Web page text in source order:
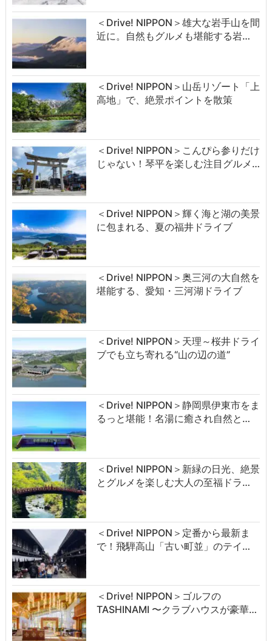
＜Drive! NIPPON＞雄大な岩手山を間
近に。自然もグルメも堪能する岩…
＜Drive! NIPPON＞山岳リゾート「上
高地」で、絶景ポイントを散策
＜Drive! NIPPON＞こんぴら参りだけ
じゃない！琴平を楽しむ注目グルメ…
＜Drive! NIPPON＞輝く海と湖の美景
に包まれる、夏の福井ドライブ
＜Drive! NIPPON＞奥三河の大自然を
堪能する、愛知・三河湖ドライブ
＜Drive! NIPPON＞天理～桜井ドライ
ブでも立ち寄れる“山の辺の道”
＜Drive! NIPPON＞静岡県伊東市をま
るっと堪能！名湯に癒され自然と…
＜Drive! NIPPON＞新緑の日光、絶景
とグルメを楽しむ大人の至福ドラ…
＜Drive! NIPPON＞定番から最新ま
で！飛騨高山「古い町並」のテイ…
＜Drive! NIPPON＞ゴルフの
TASHINAMI 〜クラブハウスが豪華…